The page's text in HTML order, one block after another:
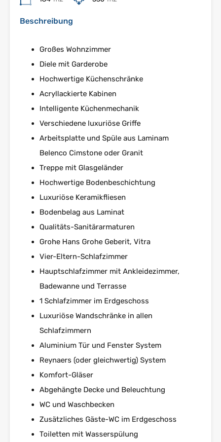
Beschreibung
Großes Wohnzimmer
Diele mit Garderobe
Hochwertige Küchenschränke
Acryllackierte Kabinen
Intelligente Küchenmechanik
Verschiedene luxuriöse Griffe
Arbeitsplatte und Spüle aus Laminam
Belenco Cimstone oder Granit
Treppe mit Glasgeländer
Hochwertige Bodenbeschichtung
Luxuriöse Keramikfliesen
Bodenbelag aus Laminat
Qualitäts-Sanitärarmaturen
Grohe Hans Grohe Geberit, Vitra
Vier-Eltern-Schlafzimmer
Hauptschlafzimmer mit Ankleidezimmer,
Badewanne und Terrasse
1 Schlafzimmer im Erdgeschoss
Luxuriöse Wandschränke in allen
Schlafzimmern
Aluminium Tür und Fenster System
Reynaers (oder gleichwertig) System
Komfort-Gläser
Abgehängte Decke und Beleuchtung
WC und Waschbecken
Zusätzliches Gäste-WC im Erdgeschoss
Toiletten mit Wasserspülung